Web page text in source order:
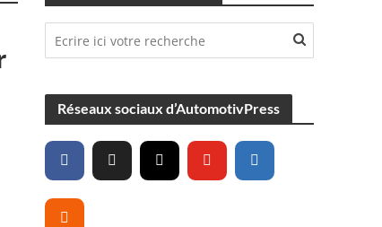
Réseaux sociaux d’AutomotivPress